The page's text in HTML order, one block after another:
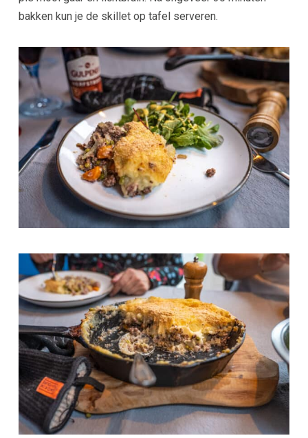
bakken kun je de skillet op tafel serveren.